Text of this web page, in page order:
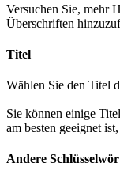
Versuchen Sie, mehr
Überschriften
Titel
Wählen Sie den Titel
Sie können einige
am besten geeignet
Andere